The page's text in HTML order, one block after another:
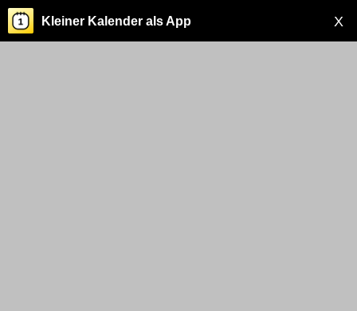
X
Kleiner Kalender als App